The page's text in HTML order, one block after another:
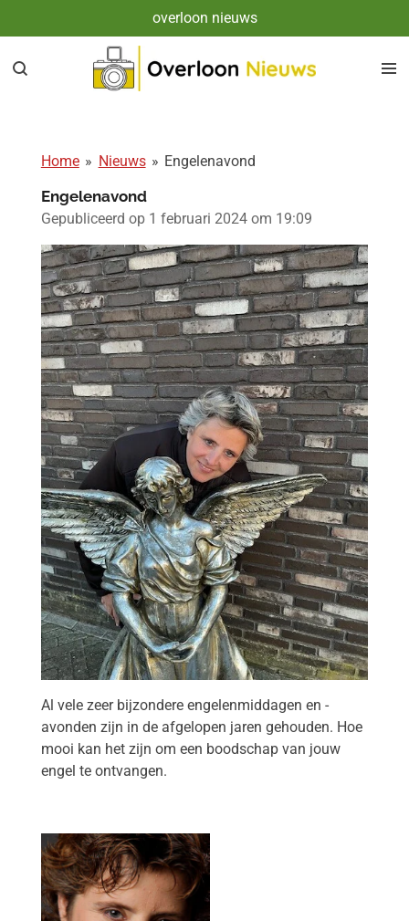
direct
naar
overloon nieuws
Home » Nieuws » Engelenavond
Engelenavond
Gepubliceerd op 1 februari 2024 om 19:09
Al vele zeer bijzondere engelenmiddagen en -
avonden zijn in de afgelopen jaren gehouden. Hoe
mooi kan het zijn om een boodschap van jouw
engel te ontvangen.